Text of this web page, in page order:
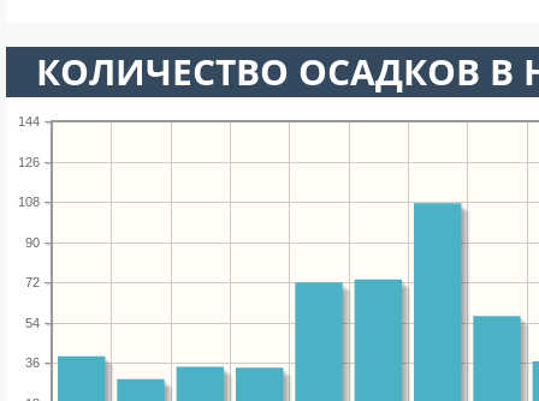
КОЛИЧЕСТВО ОСАДКОВ В
36
54
72
90
108
126
144